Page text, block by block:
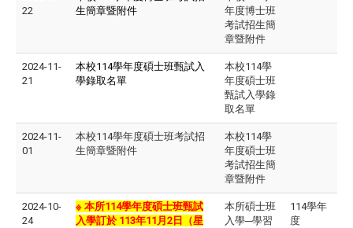
22
生簡章暨附件
年度博士班
考試招生簡
章暨附件
2024-11-
21
本校114學年度碩士班甄試入
學錄取名單
本校114學
年度碩士班
甄試入學錄
取名單
2024-11-
01
本校114學年度碩士班考試招
生簡章暨附件
本校114學
年度碩士班
考試招生簡
章暨附件
2024-10-
24
※ 本所114學年度碩士班甄試
入學訂於 113年11月2日（星
本所碩士班
入學─學習
114學年
度